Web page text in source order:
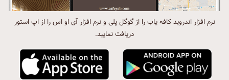
نرم افزار اندروید کافه یاب را از گوگل پلی و نرم افزار آی او اس را از اپ استور
دریافت نمایید.